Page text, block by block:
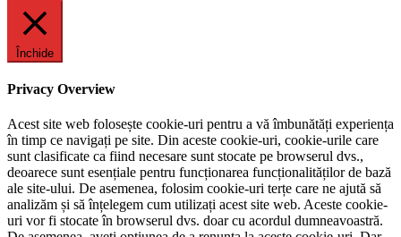
Închide
Privacy Overview
Acest site web folosește cookie-uri pentru a vă îmbunătăți experiența
în timp ce navigați pe site. Din aceste cookie-uri, cookie-urile care
sunt clasificate ca fiind necesare sunt stocate pe browserul dvs.,
deoarece sunt esențiale pentru funcționarea funcționalităților de bază
ale site-ului. De asemenea, folosim cookie-uri terțe care ne ajută să
analizăm și să înțelegem cum utilizați acest site web. Aceste cookie-
uri vor fi stocate în browserul dvs. doar cu acordul dumneavoastră.